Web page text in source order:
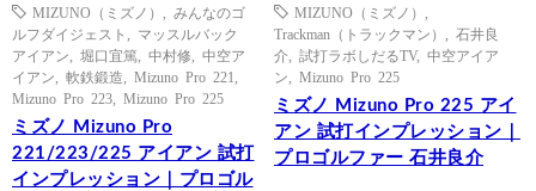
MIZUNO（ミズノ）
みんなのゴ
ルフダイジェスト
マッスルバック
アイアン
堀口宜篤 中村修
中空ア
イアン
軟鉄鍛造 Mizuno Pro 221
Mizuno Pro 223
Mizuno Pro 225
ミズノ Mizuno Pro
221/223/225 アイアン 試打
インプレッション｜プロゴル
MIZUNO（ミズノ）
Trackman（トラックマン）
石井良
介
試打ラボしだるTV, 中空アイア
ン
Mizuno Pro 225
ミズノ Mizuno Pro 225 アイ
アン 試打インプレッション｜
プロゴルファー 石井良介